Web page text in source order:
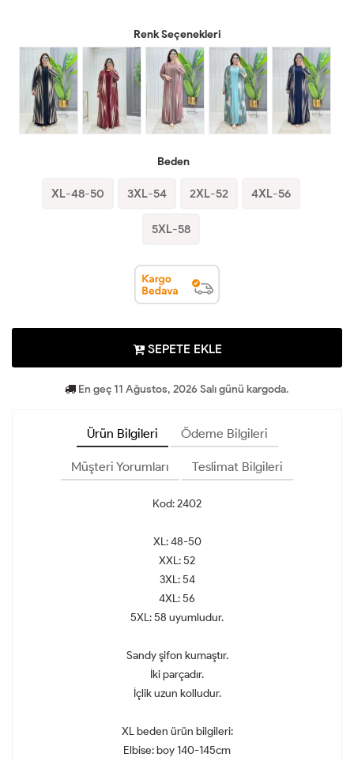
Renk Seçenekleri
Beden
XL-48-50 3XL-54 2XL-52 4XL-56
5XL-58
SEPETE EKLE
En geç 11 Ağustos, 2026 Salı günü kargoda.
Ürün Bilgileri Ödeme Bilgileri
Müşteri Yorumları Teslimat Bilgileri
Kod: 2402
XL: 48-50
XXL: 52
3XL: 54
4XL: 56
5XL: 58 uyumludur.
Sandy şifon kumaştır.
İki parçadır.
İçlik uzun kolludur.
XL beden ürün bilgileri:
Elbise: boy 140-145cm